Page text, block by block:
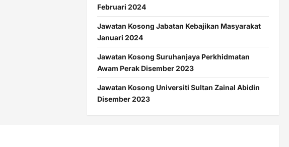
Februari 2024
Jawatan Kosong Jabatan Kebajikan Masyarakat
Januari 2024
Jawatan Kosong Suruhanjaya Perkhidmatan
Awam Perak Disember 2023
Jawatan Kosong Universiti Sultan Zainal Abidin
Disember 2023